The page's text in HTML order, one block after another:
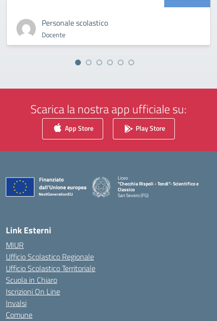
Personale scolastico
Docente
Scarica la nostra app ufficiale su:
App Store Play Store
Liceo
"Checchia Rispoli - Tondi"- Scientifico e
Classico
San Severo (FG)
Link Esterni
MIUR
Ufficio Scolastico Regionale
Ufficio Scolastico Territoriale
Scuola in Chiaro
Iscrizioni On Line
Invalsi
Comune